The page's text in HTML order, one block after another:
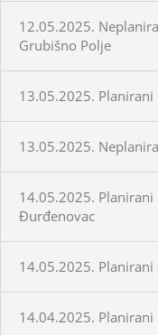
12.05.2025.
Grubišno Polje
13.05.2025.
13.05.2025.
14.05.2025.
Đurđenovac
14.05.2025.
14.04.2025.